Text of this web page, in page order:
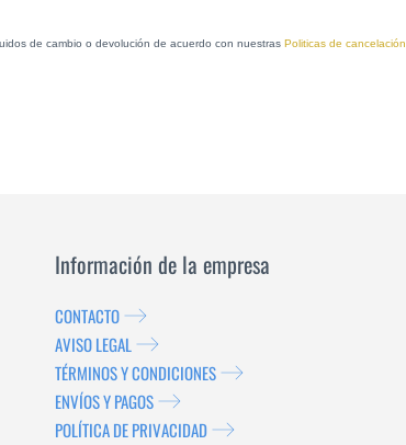
de cambio o devolución de acuerdo con nuestras Politicas de cancelación
Información de la empresa
CONTACTO
AVISO LEGAL
TÉRMINOS Y CONDICIONES
ENVÍOS Y PAGOS
POLÍTICA DE PRIVACIDAD